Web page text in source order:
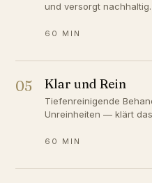
und versorgt nachhaltig.
60 MIN
05 Klar und Rein
Tiefenreinigende
Unreinheiten — klärt
60 MIN